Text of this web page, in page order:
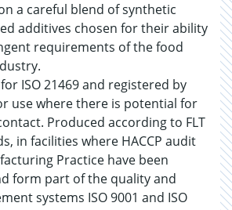
a careful blend of synthetic
additives chosen for their ability
requirements of the food
ISO 21469 and registered by
use where there is potential for
Produced according to FLT
in facilities where HACCP audit
Practice have been
form part of the quality and
systems ISO 9001 and ISO